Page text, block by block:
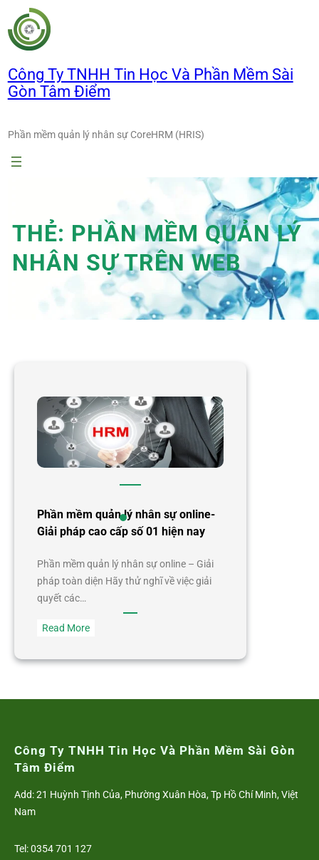
Chuyển
đến
phần
dung
Công Ty TNHH Tin Học Và Phần Mềm Sài
Gòn Tâm Điểm
Phần mềm quản lý nhân sự CoreHRM (HRIS)
THẺ: PHẦN MỀM QUẢN LÝ
NHÂN SỰ TRÊN WEB
Phần mềm quản lý nhân sự online-
Giải pháp cao cấp số 01 hiện nay
Phần mềm quản lý nhân sự online – Giải
pháp toàn diện Hãy thử nghĩ về việc giải
quyết các…
Read More:
mềm
online-
cao
01
Công Ty TNHH Tin Học Và Phần Mềm Sài Gòn
Tâm Điểm
Add: 21 Huỳnh Tịnh Của, Phường Xuân Hòa, Tp Hồ Chí Minh, Việt
Nam
Tel: 0354 701 127